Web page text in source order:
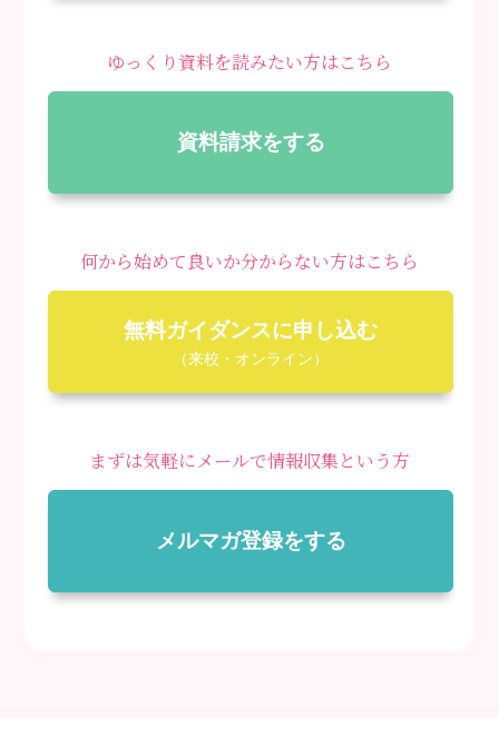
ゆっくり資料を読みたい方はこちら
資料請求をする
何から始めて良いか分からない方はこちら
無料ガイダンスに申し込む
（来校・オンライン）
まずは気軽にメールで情報収集という方
メルマガ登録をする